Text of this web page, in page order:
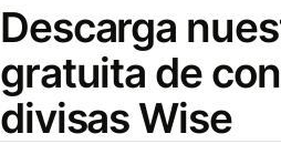
Descarga
gratuita de
divisas Wise